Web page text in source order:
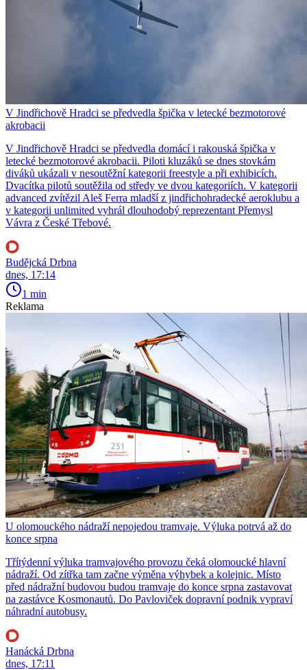
V Jindřichově Hradci se předvedla špička v letecké bezmotorové
akrobacii
V Jindřichově Hradci se předvedla domácí i rakouská špička v
letecké bezmotorové akrobacii. Piloti kluzáků se dnes stovkám
diváků ukázali v nesoutěžní kategorii freestyle a při exhibicích.
Dvacítka pilotů soutěžila od středy ve dvou kategoriích. V kategorii
advanced zvítězil Aleš Ferra mladší z jindřichohradecké aeroklubu a
v kategorii unlimited vyhrál dlouhodobý reprezentant Přemysl
Vávra z České Třebové.
Budějcká Drbna
dnes, 17:14
1 min
Reklama
U olomouckého nádraží nepojedou tramvaje. Výluka potrvá až do
konce srpna
Třítýdenní výluka tramvajového provozu čeká olomoucké hlavní
nádraží. Od zítřka tam začne výměna výhybek a kolejnic. Místo
před nádražní budovou budou tramvaje do konce srpna zastavovat
na zastávce Kosmonautů. Do Pavloviček dopravní podnik vypraví
náhradní autobusy.
Hanácká Drbna
dnes, 17:11